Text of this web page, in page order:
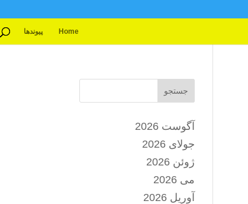
Home پیوندها
جستجو
آگوست 2026
جولای 2026
ژوئن 2026
می 2026
آوریل 2026